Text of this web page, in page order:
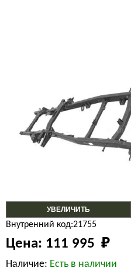
УВЕЛИЧИТЬ
Внутренний код:21755
Цена: 111 995 ₽
Наличие: Есть в наличии